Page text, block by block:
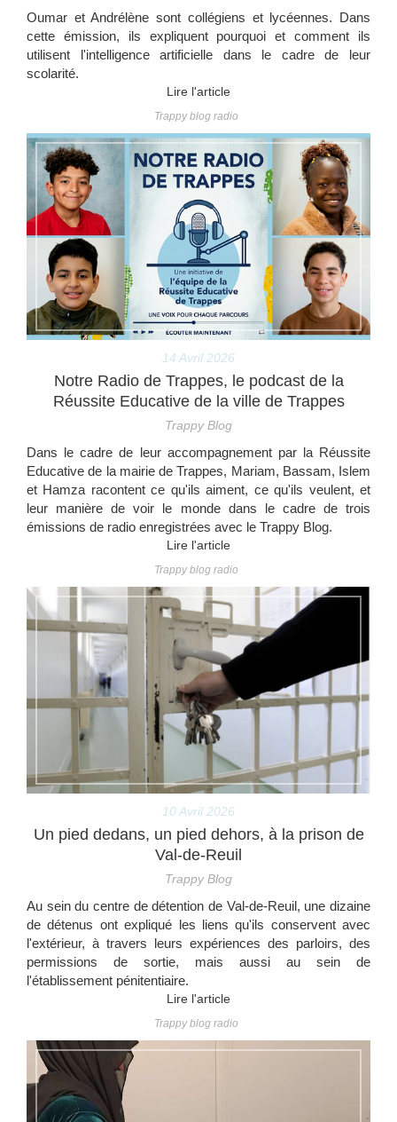
Oumar et Andrélène sont collégiens et lycéennes. Dans
cette émission, ils expliquent pourquoi et comment ils
utilisent l'intelligence artificielle dans le cadre de leur
scolarité.
Lire l'article
Trappy blog radio
14 Avril 2026
Notre Radio de Trappes, le podcast de la
Réussite Educative de la ville de Trappes
Trappy Blog
Dans le cadre de leur accompagnement par la Réussite
Educative de la mairie de Trappes, Mariam, Bassam, Islem
et Hamza racontent ce qu'ils aiment, ce qu'ils veulent, et
leur manière de voir le monde dans le cadre de trois
émissions de radio enregistrées avec le Trappy Blog.
Lire l'article
Trappy blog radio
10 Avril 2026
Un pied dedans, un pied dehors, à la prison de
Val-de-Reuil
Trappy Blog
Au sein du centre de détention de Val-de-Reuil, une dizaine
de détenus ont expliqué les liens qu'ils conservent avec
l'extérieur, à travers leurs expériences des parloirs, des
permissions de sortie, mais aussi au sein de
l'établissement pénitentiaire.
Lire l'article
Trappy blog radio